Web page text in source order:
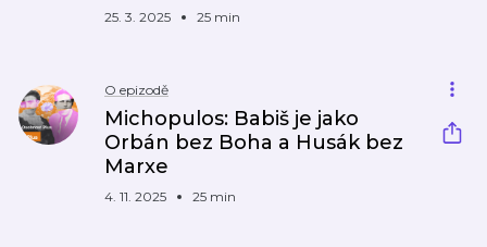
25. 3. 2025 25 min
O epizodě
Michopulos: Babiš je jako
Orbán bez Boha a Husák bez
Marxe
4. 11. 2025 25 min